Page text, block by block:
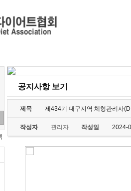
공지사항 보기
제목 제434기 대구지역 체형관리사
작성자 관리자 작성일 2024-